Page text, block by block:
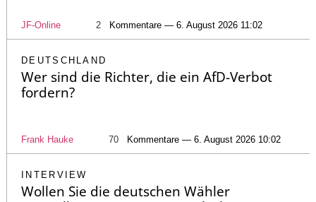
JF-Online 2 Kommentare — 6. August 2026 11:02
DEUTSCHLAND
Wer sind die Richter, die ein AfD-Verbot
fordern?
Frank Hauke 70 Kommentare — 6. August 2026 10:02
INTERVIEW
Wollen Sie die deutschen Wähler